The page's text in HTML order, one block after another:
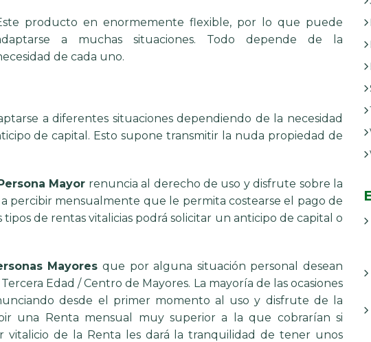
producto en enormemente flexible, por lo que puede
a muchas situaciones. Todo depende de la
de cada uno.
a diferentes situaciones dependiendo de la necesidad
de capital. Esto supone transmitir la nuda propiedad de
Mayor renuncia al derecho de uso y disfrute sobre la
percibir mensualmente que le permita costearse el pago de
tipos de rentas vitalicias podrá solicitar un anticipo de capital o
Mayores que por alguna situación personal desean
Edad / Centro de Mayores. La mayoría de las ocasiones
desde el primer momento al uso y disfrute de la
una Renta mensual muy superior a la que cobrarían si
vitalicio de la Renta les dará la tranquilidad de tener unos